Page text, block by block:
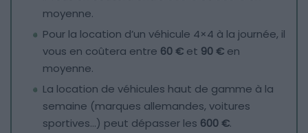
moyenne.
Pour la location d’un véhicule 4×4 à la journée, il
vous en coûtera entre 60 € et 90 € en
moyenne.
La location de véhicules haut de gamme à la
semaine (marques allemandes, voitures
sportives…) peut dépasser les 600 €.